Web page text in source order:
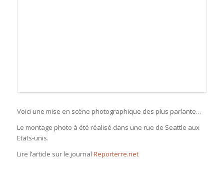
Voici une mise en scène photographique des plus parlante…
Le montage photo à été réalisé dans une rue de Seattle aux
Etats-unis.
Lire l’article sur le journal Reporterre.net